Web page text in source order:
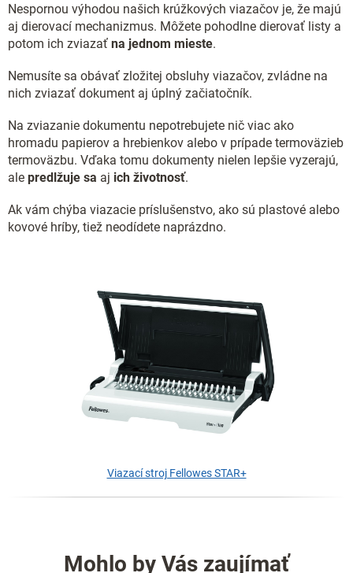
v
k
y
ý
p
i
u
Nespornou výhodou našich krúžkových viazačov je, že majú
aj dierovací mechanizmus. Môžete pohodlne dierovať listy a
potom ich zviazať na jednom mieste.
Nemusíte sa obávať zložitej obsluhy viazačov, zvládne na
nich zviazať dokument aj úplný začiatočník.
Na zviazanie dokumentu nepotrebujete nič viac ako
hromadu papierov a hrebienkov alebo v prípade termoväzieb
termoväzbu. Vďaka tomu dokumenty nielen lepšie vyzerajú,
ale predlžuje sa aj ich životnosť.
Ak vám chýba viazacie príslušenstvo, ako sú plastové alebo
kovové hríby, tiež neodídete naprázdno.
Viazací stroj Fellowes STAR+
Mohlo by Vás zaujímať